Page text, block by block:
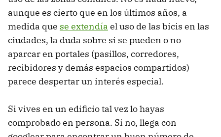
aunque es cierto que en los últimos años, a
medida que se extendía el uso de las bicis en las
ciudades, la duda sobre si se pueden o no
aparcar en portales (pasillos, corredores,
recibidores y demás espacios compartidos)
parece despertar un interés especial.
Si vives en un edificio tal vez lo hayas
comprobado en persona. Si no, llega con